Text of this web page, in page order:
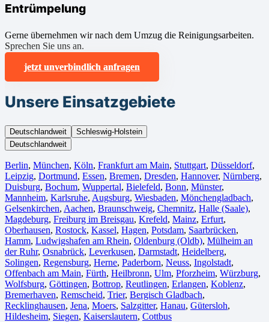
Entrümpelung
Gerne übernehmen wir nach dem Umzug die Reinigungsarbeiten.
Sprechen Sie uns an.
jetzt unverbindlich anfragen
Unsere Einsatzgebiete
Deutschlandweit
Schleswig-Holstein
Deutschlandweit
Berlin⁠, München, Köln⁠, Frankfurt am Main, Stuttgart, Düsseldorf,
Leipzig, Dortmund, Essen, Bremen, Dresden, Hannover, Nürnberg,
Duisburg⁠, Bochum, Wuppertal⁠, Bielefeld⁠, Bonn⁠, Münster⁠,
Mannheim, Karlsruhe, Augsburg, Wiesbaden⁠, Mönchengladbach⁠,
Gelsenkirchen⁠, Aachen⁠, Braunschweig, Chemnitz⁠, Halle (Saale)⁠,
Magdeburg, Freiburg im Breisgau⁠, Krefeld⁠, Mainz⁠, Erfurt,
Oberhausen⁠, Rostock⁠, Kassel⁠, Hagen, Potsdam, Saarbrücken⁠,
Hamm, Ludwigshafen am Rhein⁠, Oldenburg (Oldb), Mülheim an
der Ruhr, Osnabrück⁠, Leverkusen, Darmstadt⁠, Heidelberg,
Solingen, Regensburg, Herne⁠, Paderborn, Neuss, Ingolstadt,
Offenbach am Main, Fürth⁠, Heilbronn, Ulm⁠, Pforzheim, Würzburg,
Wolfsburg⁠, Göttingen, Bottrop, Reutlingen, Erlangen⁠, Koblenz,
Bremerhaven⁠, Remscheid, Trier⁠, Bergisch Gladbach,
Recklinghausen, Jena⁠, Moers⁠, Salzgitter⁠, Hanau, Gütersloh,
Hildesheim⁠, Siegen⁠, Kaiserslautern⁠, Cottbus⁠